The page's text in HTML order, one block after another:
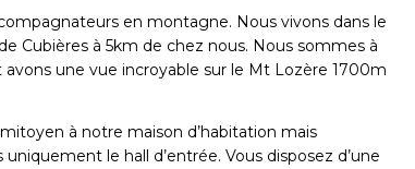
en montagne. Nous vivons dans le
Cubières à 5km de chez nous. Nous sommes à
une vue incroyable sur le Mt Lozère 1700m
à notre maison d’habitation mais
le hall d’entrée. Vous disposez d’une